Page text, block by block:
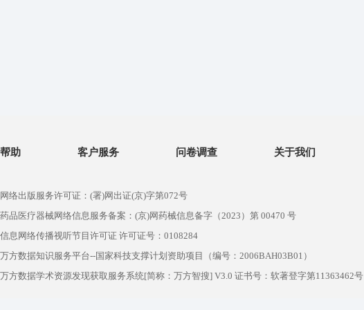
帮助 客户服务 问卷调查 关于我们
网络出版服务许可证：(署)网出证(京)字第072号
药品医疗器械网络信息服务备案：(京)网药械信息备字（2023）第 00470 号
信息网络传播视听节目许可证 许可证号：0108284
万方数据知识服务平台--国家科技支撑计划资助项目（编号：2006BAH03B01）
万方数据学术资源发现获取服务系统[简称：万方智搜] V3.0 证书号：软著登字第11363462号